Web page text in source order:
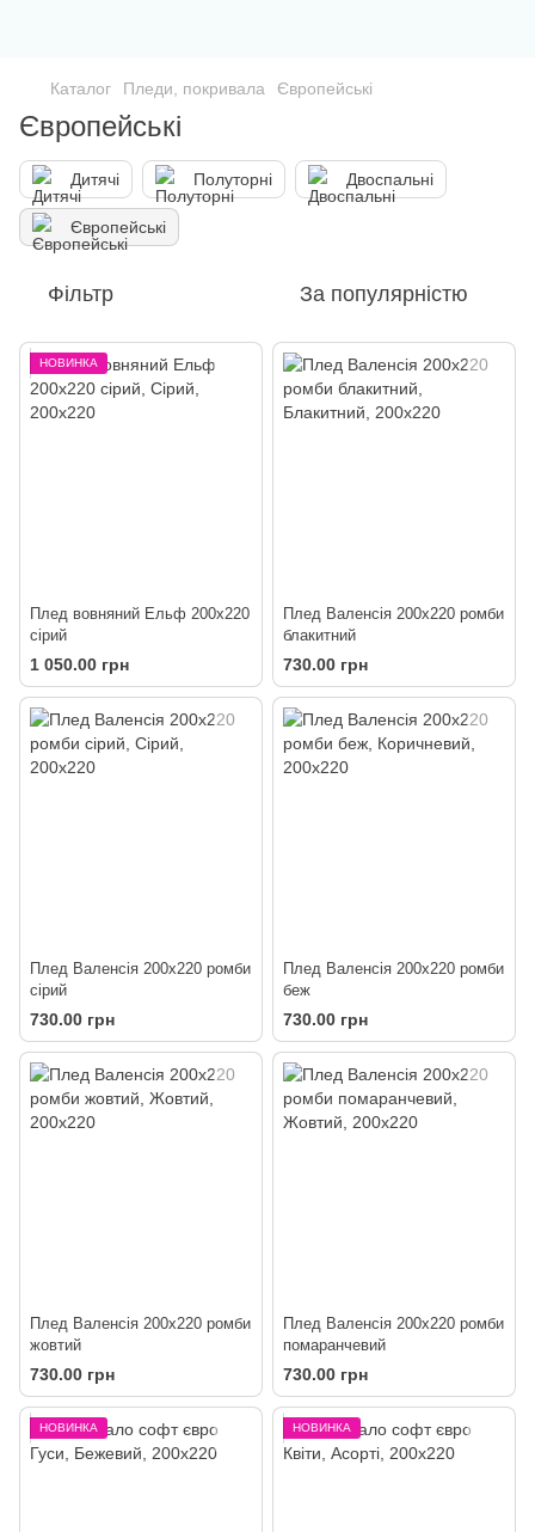
Каталог Пледи, покривала Європейські
Європейські
Дитячі Полуторні Двоспальні
Європейські
Фільтр За популярністю
НОВИНКА
Плед вовняний Ельф 200х220
сірий
1 050.00 грн
Плед Валенсія 200х220 ромби
блакитний
730.00 грн
Плед Валенсія 200х220 ромби
сірий
730.00 грн
Плед Валенсія 200х220 ромби
беж
730.00 грн
Плед Валенсія 200х220 ромби
жовтий
730.00 грн
Плед Валенсія 200х220 ромби
помаранчевий
730.00 грн
НОВИНКА НОВИНКА